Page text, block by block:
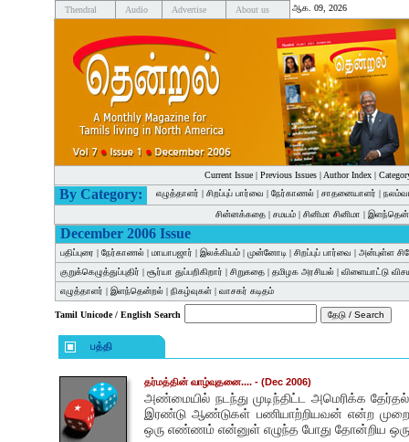
Thendral Audio Advertise About us ஆக. 09, 2026
Current Issue| Previous Issues| Author Index|
By Category: எழுத்தாளர் | சிறப்புப் பார்வை | நேர்காணல் | சாதனையாளர் |
சின்னக்கதை | சமயம் | சினிமா சினிமா |
December 2006 Issue
பதிப்புரை | நேர்காணல் | மாயாபஜார் | இலக்கியம் | முன்னோடி | சிறப்புப் பார்வை | அன்புள்ள
குறுக்கெழுத்துப்புதிர் | சூர்யா துப்பறிகிறார் | சிறுகதை | தமிழக அரசியல் | விளையாட்டு
எழுத்தாளர் | இளந்தென்றல் | நிகழ்வுகள் | வாசகர் கடிதம்
Tamil Unicode / English Search
பத்தி
தர்மத்தின் வாழ்வுதனை.... - (Dec 2006)
அண்மையில் நடந்து முடிந்திட்ட அமெரிக்க
இரண்டு ஆண்டுகள் பணியாற்றியவன் என்ற
ஒரு எண்ணம் என்னுள் எழுந்த போது தோன்றிய